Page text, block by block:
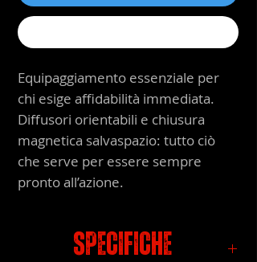
Equipaggiamento essenziale per
chi esige affidabilità immediata.
Diffusori orientabili e chiusura
magnetica salvaspazio: tutto ciò
che serve per essere sempre
pronto all’azione.
Specifiche